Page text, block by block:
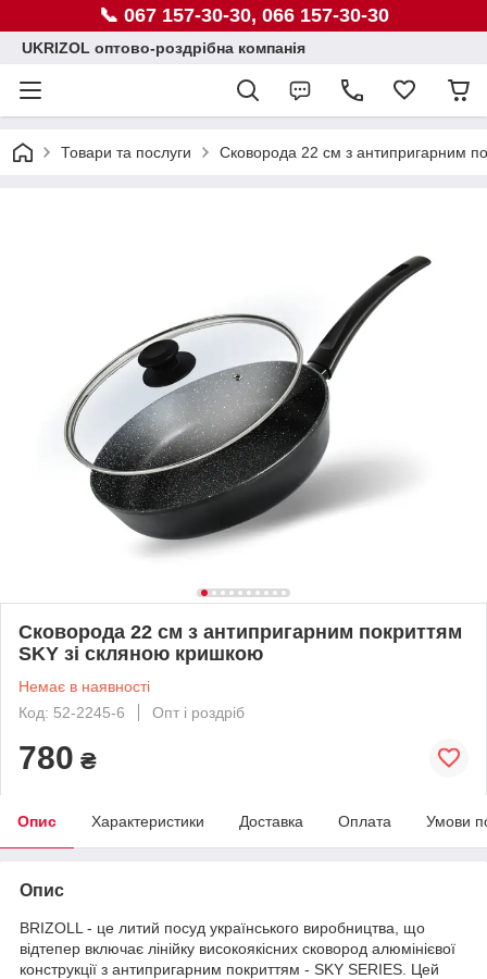
📞 067 157-30-30, 066 157-30-30
UKRIZOL оптово-роздрібна компанія
Товари та послуги Сковорода 22 см з антипригарним
Сковорода 22 см з антипригарним покриттям
SKY зі скляною кришкою
Немає в наявності
Код: 52-2245-6
Опт і роздріб
780 ₴
Опис Характеристики Доставка Оплата Умови
Опис
BRIZOLL - це литий посуд українського виробництва, що
відтепер включає лінійку високоякісних сковород алюмінієвої
конструкції з антипригарним покриттям - SKY SERIES. Цей